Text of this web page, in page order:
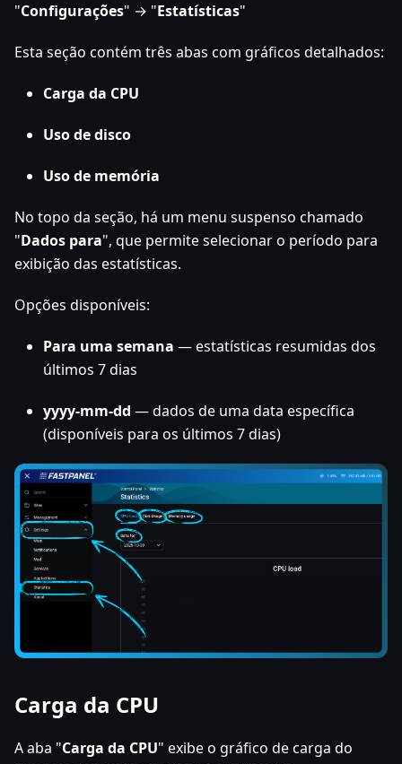
"Configurações" → "Estatísticas"
Esta seção contém três abas com gráficos detalhados:
Carga da CPU
Uso de disco
Uso de memória
No topo da seção, há um menu suspenso chamado
"Dados para", que permite selecionar o período para
exibição das estatísticas.
Opções disponíveis:
Para uma semana — estatísticas resumidas dos
últimos 7 dias
yyyy-mm-dd — dados de uma data específica
(disponíveis para os últimos 7 dias)
Carga da CPU
A aba "Carga da CPU" exibe o gráfico de carga do